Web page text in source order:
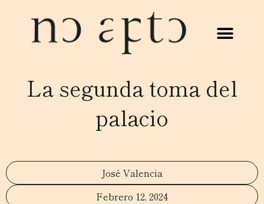
La segunda toma del
palacio
José Valencia
Febrero 12, 2024